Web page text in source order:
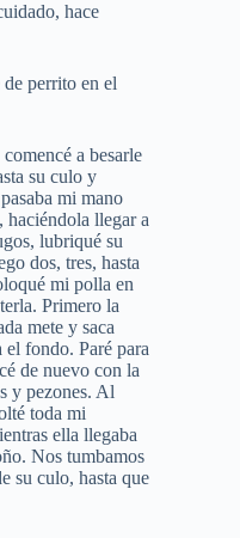
hace
perrito en el
a besarle
su culo y
mi mano
haciéndola llegar a
lubriqué su
dos, tres, hasta
mi polla en
Primero la
mete y saca
el fondo. Paré para
de nuevo con la
y pezones. Al
toda mi
ella llegaba
Nos tumbamos
su culo, hasta que